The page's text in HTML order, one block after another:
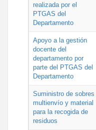
realizada por el
PTGAS del
Departamento
Apoyo a la gestión
docente del
departamento por
parte del PTGAS del
Departamento
Suministro de sobres
multienvío y material
para la recogida de
residuos